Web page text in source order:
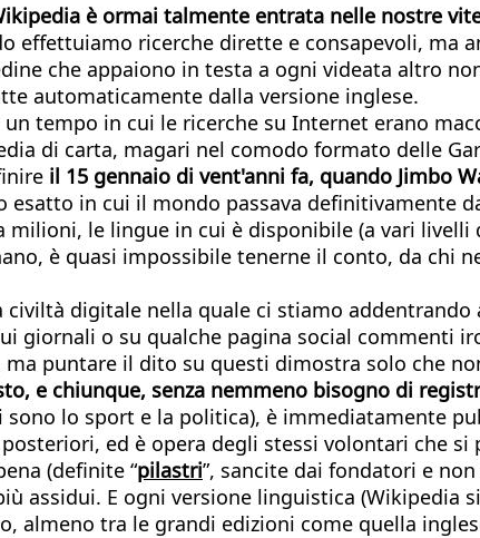
è ormai talmente entrata nelle nostre
effettuiamo ricerche dirette e consapevoli, ma
che appaiono in testa a ogni videata altro
automaticamente dalla versione inglese.
tempo in cui le ricerche su Internet erano
di carta, magari nel comodo formato delle
il 15 gennaio di vent'anni fa, quando Jimbo
in cui il mondo passava definitivamente
le lingue in cui è disponibile (a vari
è quasi impossibile tenerne il conto, da chi
digitale nella quale ci stiamo
giornali o su qualche pagina social commenti
puntare il dito su questi dimostra solo che
e chiunque, senza nemmeno bisogno di
sono lo sport e la politica), è immediatamente
ed è opera degli stessi volontari che si
(definite “pilastri”, sancite dai fondatori e
assidui. E ogni versione linguistica (Wikipedia
almeno tra le grandi edizioni come quella